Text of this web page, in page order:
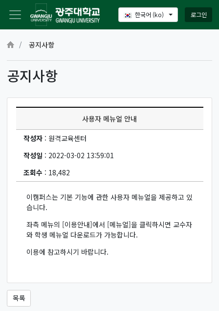
한국어 ‎(ko)‎ 로그인
공지사항
공지사항
사용자 메뉴얼 안내
작성자: 원격교육센터
작성일 : 2022-03-02 13:59:01
조회수 : 18,482
이캠퍼스는 기본 기능에 관한 사용자 메뉴얼을 제공하고 있
습니다.
좌측 메뉴의 [이용안내]에서 [메뉴얼]을 클릭하시면 교수자
와 학생 메뉴얼 다운로드가 가능합니다.
이용에 참고하시기 바랍니다.
목록